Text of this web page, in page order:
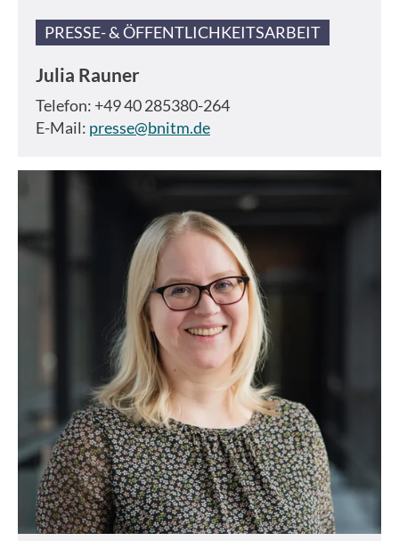
PRESSE- & ÖFFENTLICHKEITSARBEIT
Julia Rauner
Telefon: +49 40 285380-264
E-Mail: presse@bnitm.de